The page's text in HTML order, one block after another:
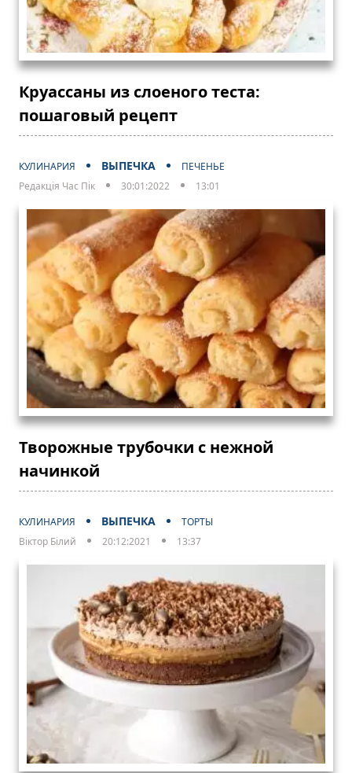
Круассаны из слоеного теста:
пошаговый рецепт
КУЛИНАРИЯ ВЫПЕЧКА
ПЕЧЕНЬЕ
Редакція Час Пік
30:01:2022 13:01
Творожные трубочки с нежной
начинкой
КУЛИНАРИЯ ВЫПЕЧКА
ТОРТЫ
Віктор Білий
20:12:2021 13:37